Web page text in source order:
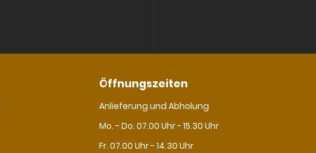
Öffnungszeiten
Anlieferung und Abholung
Mo. - Do. 07.00 Uhr - 15.30 Uhr
Fr. 07.00 Uhr - 14.30 Uhr